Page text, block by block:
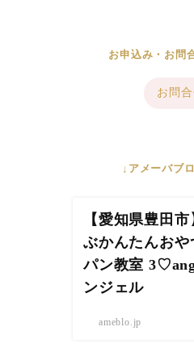
お申込み・お問
お問
↓アメーバブ
【愛知県豊田
ぶかんたんおや
パン教室
ンジェル
ameblo.jp